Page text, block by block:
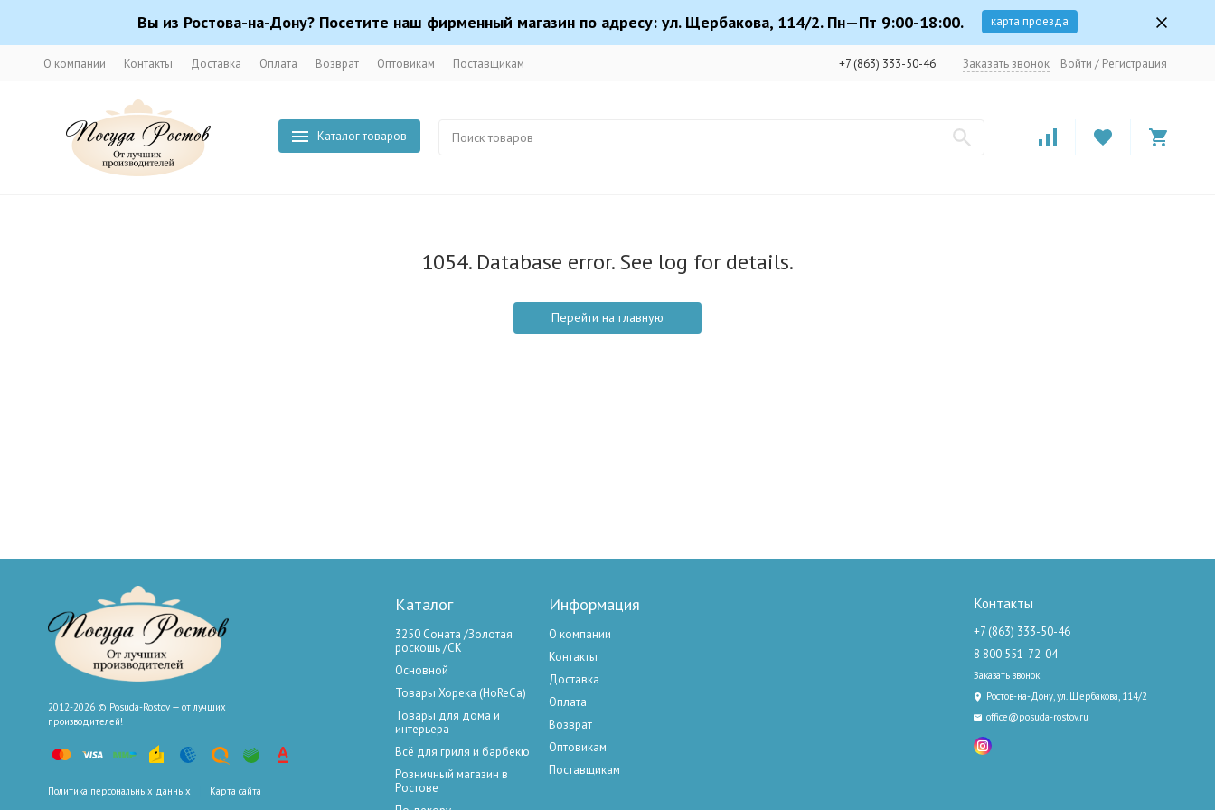
Вы из Ростова-на-Дону? Посетите наш фирменный магазин по адресу: ул. Щербакова, 114/2. Пн—Пт 9:00-18:00. карта проезда
О компании Контакты Доставка Оплата Возврат Оптовикам Поставщикам +7 (863) 333-50-46 Заказать звонок Войти / Регистрация
Каталог товаров
1054. Database error. See log for details.
Перейти на главную
2012-2026 © Posuda-Rostov — от лучших
производителей!
Политика персональных данных Карта сайта
Каталог
3250 Соната /Золотая
роскошь /СК
Основной
Товары Хорека (HoReCa)
Товары для дома и
интерьера
Всё для гриля и барбекю
Розничный магазин в
Ростове
Информация
О компании
Контакты
Доставка
Оплата
Возврат
Оптовикам
Поставщикам
Контакты
+7 (863) 333-50-46
8 800 551-72-04
Заказать звонок
Ростов-на-Дону, ул. Щербакова, 114/2
office@posuda-rostov.ru